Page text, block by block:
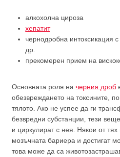
алкохолна цироза
хепатит
чернодробна интоксикация
др.
прекомерен прием на
Основната роля на черния дроб
обезвреждането на токсините,
тялото. Ако не успее да ги
безвредни субстанции, тези
и циркулират с нея. Някои от
мозъчната бариера и достигат
това може да са